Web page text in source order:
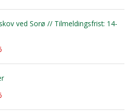
ved Sorø // Tilmeldingsfrist: 14-